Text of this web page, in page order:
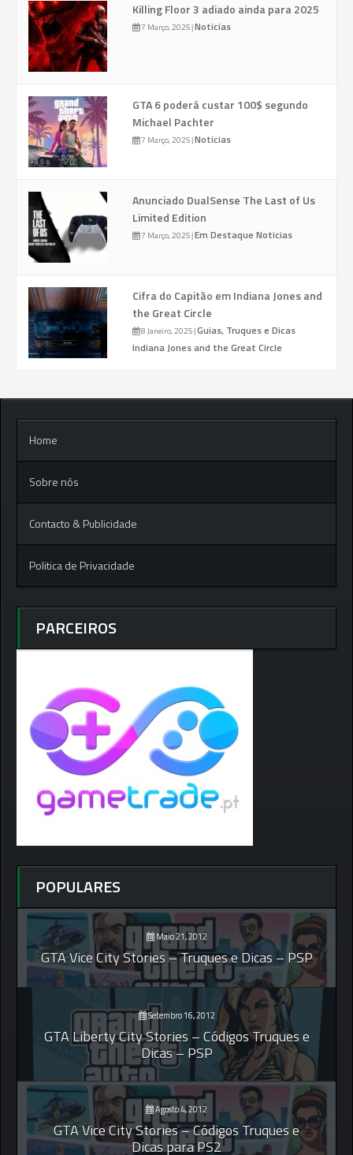
Killing Floor 3 adiado ainda para 2025
7 Março, 2025|Noticias
GTA 6 poderá custar 100$ segundo
Michael Pachter
7 Março, 2025|Noticias
Anunciado DualSense The Last of Us
Limited Edition
7 Março, 2025|Em Destaque Noticias
Cifra do Capitão em Indiana Jones and
the Great Circle
8 Janeiro, 2025|Guias, Truques e Dicas
Indiana Jones and the Great Circle
Home
Sobre nós
Contacto & Publicidade
Politica de Privacidade
PARCEIROS
POPULARES
Maio 21, 2012
GTA Vice City Stories – Truques e Dicas – PSP
Setembro 16, 2012
GTA Liberty City Stories – Códigos Truques e
Dicas – PSP
Agosto 4, 2012
GTA Vice City Stories – Códigos Truques e
Dicas para PS2